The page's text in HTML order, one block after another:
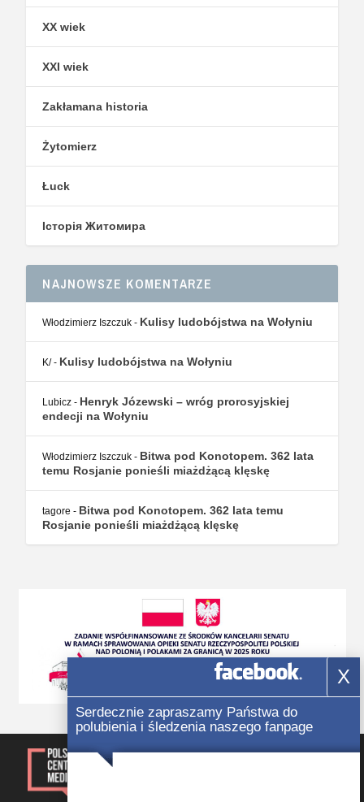
XX wiek
XXI wiek
Zakłamana historia
Żytomierz
Łuck
Історія Житомира
NAJNOWSZE KOMENTARZE
Włodzimierz Iszczuk - Kulisy ludobójstwa na Wołyniu
K/- Kulisy ludobójstwa na Wołyniu
Lubicz - Henryk Józewski – wróg prorosyjskiej
endecji na Wołyniu
Włodzimierz Iszczuk - Bitwa pod Konotopem. 362 lata
temu Rosjanie ponieśli miażdżącą klęskę
tagore - Bitwa pod Konotopem. 362 lata temu
Rosjanie ponieśli miażdżącą klęskę
© 2014-2023, Kwartalnik „Głos
Polonii” Wszelkie prawa
X
Serdecznie zapraszamy Państwa do
polubienia i śledzenia naszego fanpage